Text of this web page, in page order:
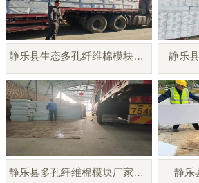
静乐县生态多孔纤维棉模块厂家 静乐
静乐县多孔纤维棉模块厂家直销 静乐